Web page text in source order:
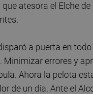
atesora el Elche
a puerta en
Minimizar errores y
Ahora la pelota
de un día. Ante el